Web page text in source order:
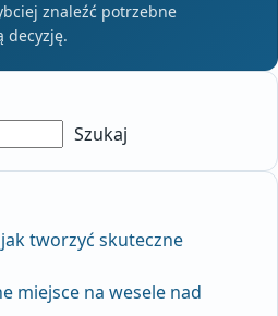
znaleźć potrzebne
decyzję.
Szukaj
tworzyć skuteczne
miejsce na wesele nad